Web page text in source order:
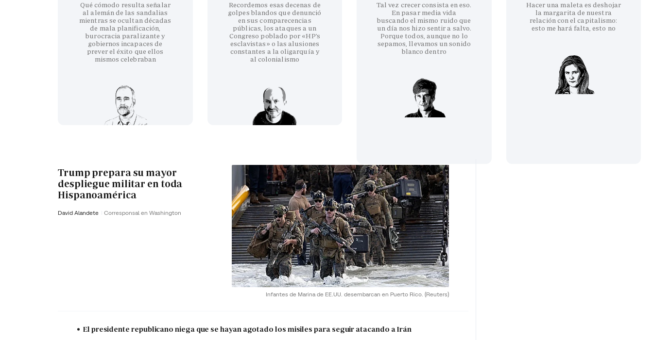
Qué cómodo resulta señalar
al alemán de las sandalias
mientras se ocultan décadas
de mala planificación,
burocracia paralizante y
gobiernos incapaces de
prever el éxito que ellos
mismos celebraban
Recordemos esas decenas de
golpes blandos que denunció
en sus comparecencias
públicas, los ataques a un
Congreso poblado por «HP’s
esclavistas» o las alusiones
constantes a la oligarquía y
al colonialismo
Tal vez crecer consista en eso.
En pasar media vida
buscando el mismo ruido que
un día nos hizo sentir a salvo.
Porque todos, aunque no lo
sepamos, llevamos un sonido
blanco dentro
Hacer una maleta es deshojar
la margarita de nuestra
relación con el capitalismo:
esto me hará falta, esto no
Infantes de Marina de EE.UU. desembarcan en Puerto Rico. (Reuters)
Trump prepara su mayor
despliegue militar en toda
Hispanoamérica
David Alandete Corresponsal en Washington
El presidente republicano niega que se hayan agotado los misiles para seguir atacando a Irán